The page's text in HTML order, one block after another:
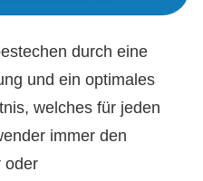
durch eine
und ein optimales
welches für jeden
immer den
oder